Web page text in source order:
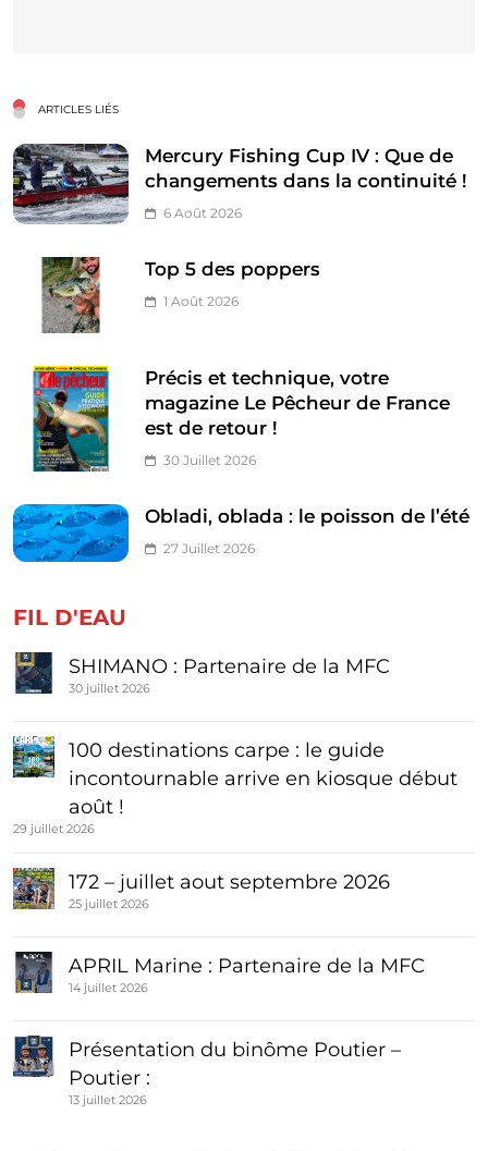
ARTICLES LIÉS
Mercury Fishing Cup IV : Que de
changements dans la continuité !
6 Août 2026
Top 5 des poppers
1 Août 2026
Précis et technique, votre
magazine Le Pêcheur de France
est de retour !
30 Juillet 2026
Obladi, oblada : le poisson de l’été
27 Juillet 2026
FIL D'EAU
SHIMANO : Partenaire de la MFC
30 juillet 2026
100 destinations carpe : le guide
incontournable arrive en kiosque début
août !
29 juillet 2026
172 – juillet aout septembre 2026
25 juillet 2026
APRIL Marine : Partenaire de la MFC
14 juillet 2026
Présentation du binôme Poutier –
Poutier :
13 juillet 2026